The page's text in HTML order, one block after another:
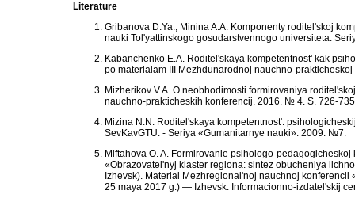
Literature
Gribanova D.Ya., Minina A.A. Komponenty roditel'skoj
nauki Tol'yattinskogo gosudarstvennogo universiteta.
Kabanchenko E.A. Roditel'skaya kompetentnost' kak
po materialam III Mezhdunarodnoj nauchno-
Mizherikov V.A. O neobhodimosti formirovaniya
nauchno-prakticheskih konferencij. 2016. № 4. S. 726-
Mizina N.N. Roditel'skaya kompetentnost':
SevKavGTU. - Seriya «Gumanitarnye nauki». 2009. №7.
Miftahova O. A. Formirovanie psihologo-
«Obrazovatel'nyj klaster regiona: sintez obucheniya
Izhevsk). Material Mezhregional'noj nauchnoj
25 maya 2017 g.) — Izhevsk: Informacionno-izdatel'skij